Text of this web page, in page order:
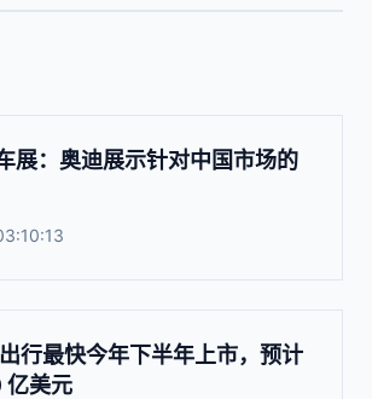
展：奥迪展示针对中国市场的
行最快今年下半年上市，预计
亿美元